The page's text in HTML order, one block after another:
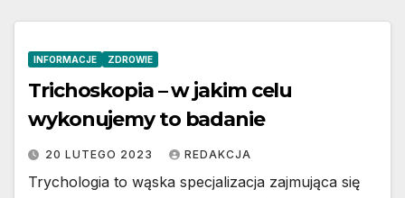
INFORMACJE ZDROWIE
Trichoskopia – w jakim celu
wykonujemy to badanie
20 LUTEGO 2023 REDAKCJA
Trychologia to wąska specjalizacja zajmująca się